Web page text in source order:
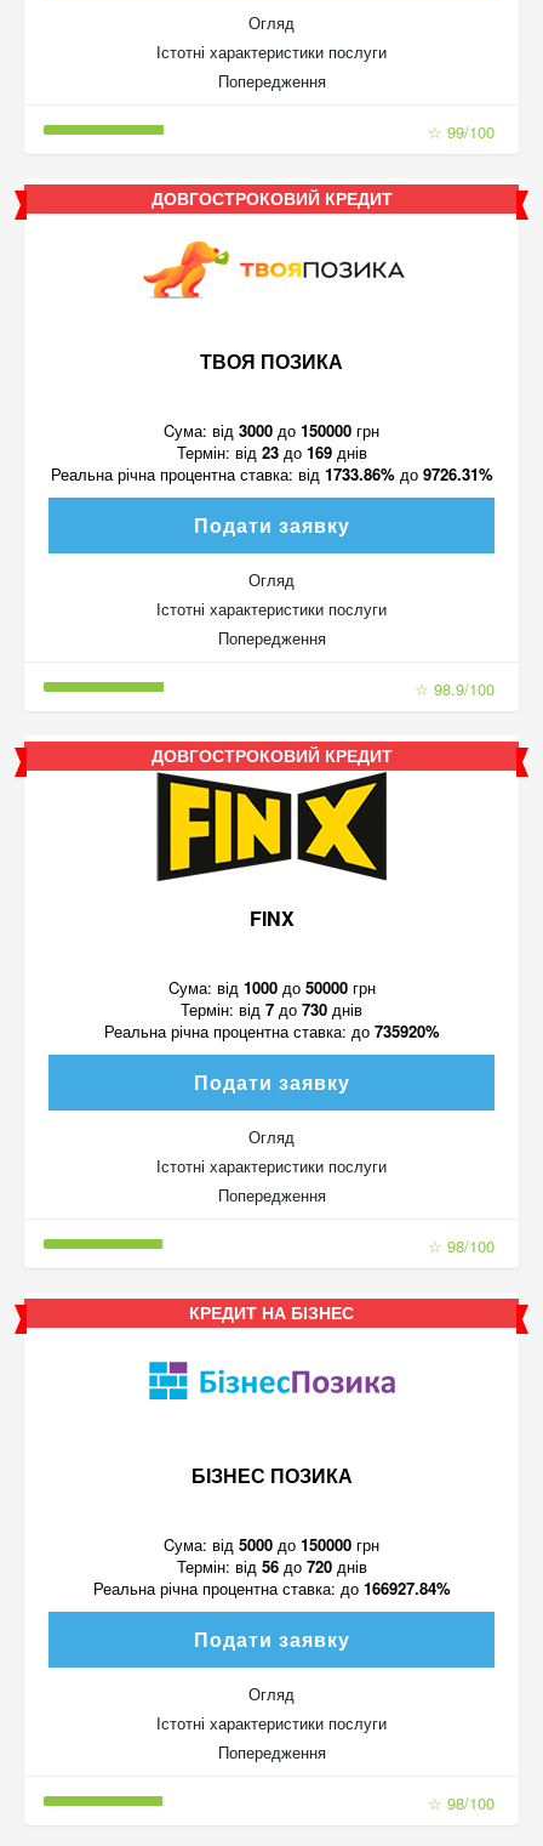
Огляд
Істотні характеристики послуги
Попередження
☆ 99/100
ДОВГОСТРОКОВИЙ КРЕДИТ
ТВОЯ ПОЗИКА
Cума: від 3000 до 150000 грн
Термін: від 23до 169днів
Реальна річна процентна ставка: від 1733.86%до 9726.31%
Подати заявку
Огляд
Істотні характеристики послуги
Попередження
☆ 98.9/100
ДОВГОСТРОКОВИЙ КРЕДИТ
FINX
Cума: від 1000до 50000грн
Термін: від 7 до 730 днів
Реальна річна процентна ставка: до 735920%
Подати заявку
Огляд
Істотні характеристики послуги
Попередження
☆ 98/100
КРЕДИТ НА БІЗНЕС
БІЗНЕС ПОЗИКА
Cума: від 5000 до 150000 грн
Термін: від 56до 720днів
Реальна річна процентна ставка: до 166927.84%
Подати заявку
Огляд
Істотні характеристики послуги
Попередження
☆ 98/100